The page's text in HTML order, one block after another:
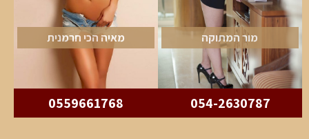
מור המתוקה
054-2630787
מאיה הכי חרמנית
0559661768